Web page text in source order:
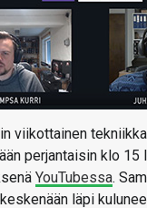
viikottainen
perjantaisin klo 15
YouTubessa.
läpi